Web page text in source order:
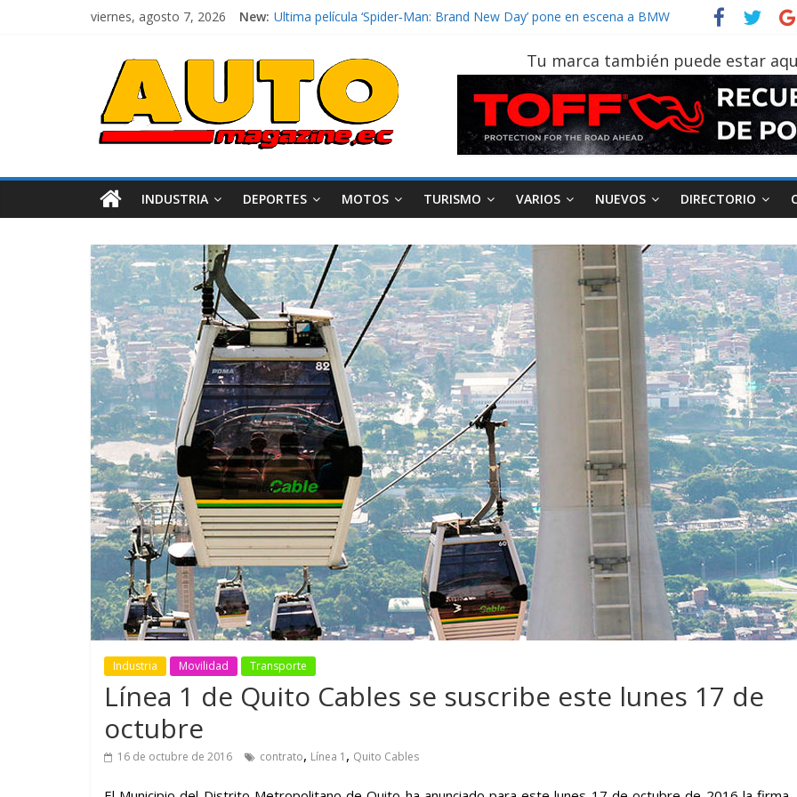
viernes, agosto 7, 2026 New: El costo de tener un vehículo gana protagonismo a la hora de decidir
¿Qué puede pasar con tu vehículo si permanece varios días sin usar?
La Vuelta al Ecuador 2026, edición 47ª, recorre 7 provincias en 8 días
La FEDAK recibe 12 Sinotruk Bolden para cubrir las rutas de La Vuelta
Tu marca también puede estar
INDUSTRIA DEPORTES MOTOS TURISMO VARIOS NUEVOS DIRECTORIO
Industria Movilidad Transporte
Línea 1 de Quito Cables se suscribe este lunes 17 de
octubre
16 de octubre de 2016 contrato, Línea 1 , Quito Cables
Movilidad Varios
GM reafirma su
compromiso con movilidad
más segura y conectada
Movilidad Turismo Varios
¿Qué puede pasar con tu
vehículo si permanece
varios días sin usar?
AEADE Industria Motociclismo
Campaña busca cambiar
destino de los
en la región